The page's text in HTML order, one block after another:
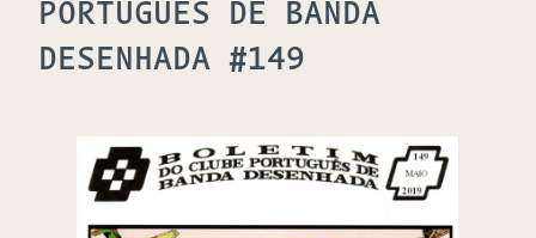
PORTUGUÊS DE BANDA
DESENHADA #149